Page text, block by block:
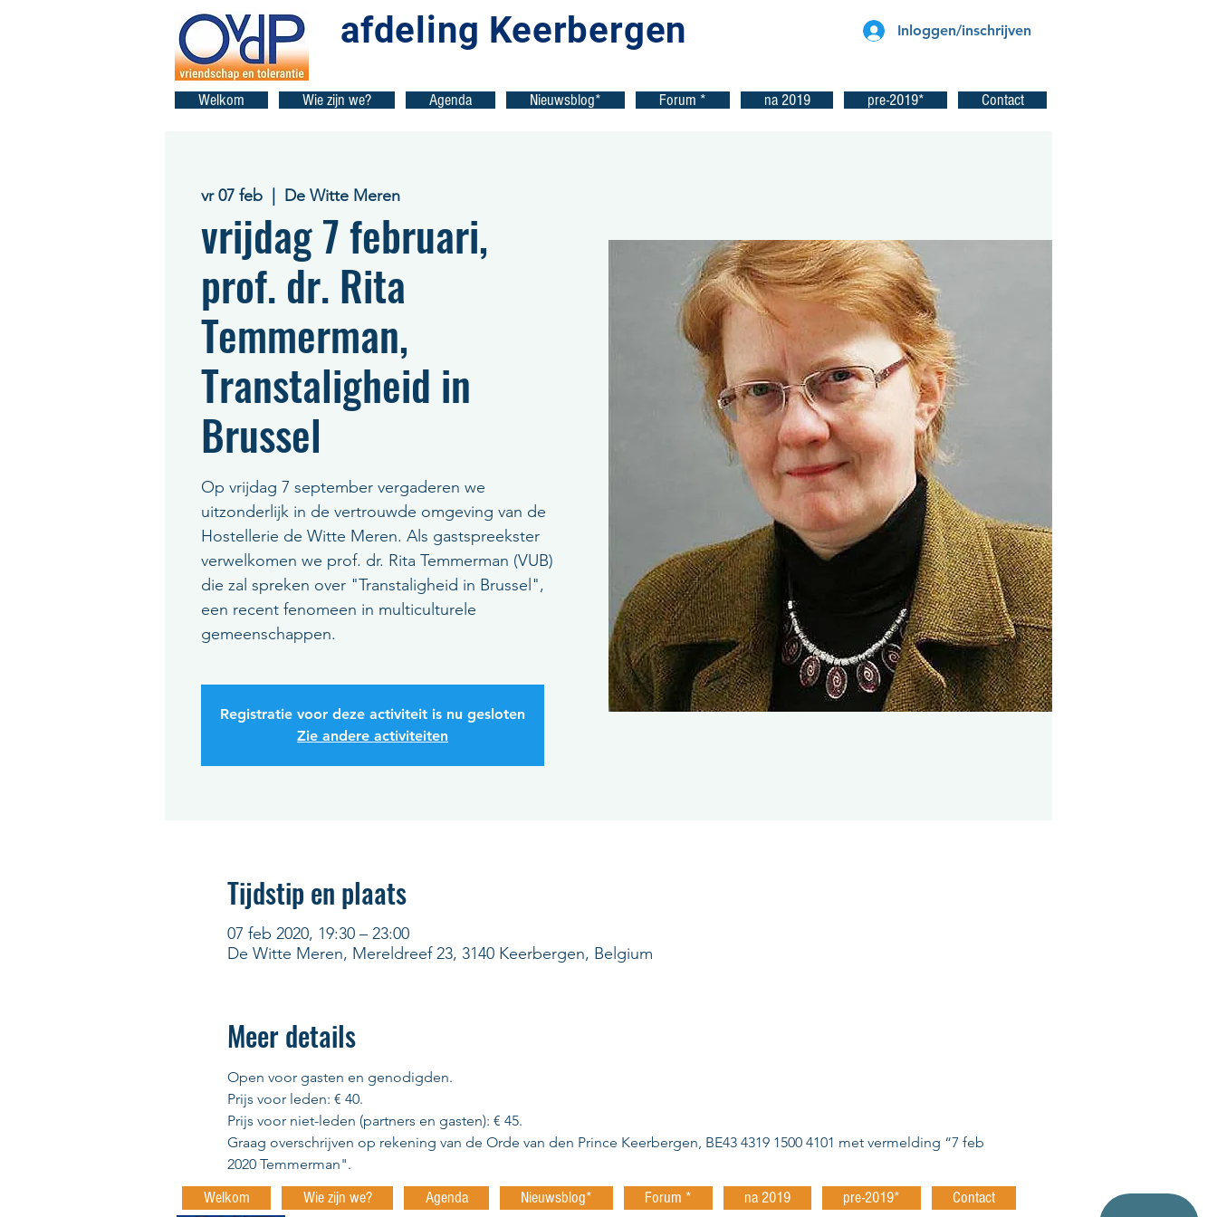
afdeling Keerbergen Inloggen/inschrijven
Welkom Wie zijn we? Agenda Nieuwsblog* Forum * na 2019 pre-2019* Contact
vr 07 feb De Witte Meren
vrijdag 7 februari,
prof. dr. Rita
Temmerman,
Transtaligheid in
Brussel
Op vrijdag 7 september vergaderen we
uitzonderlijk in de vertrouwde omgeving van de
Hostellerie de Witte Meren. Als gastspreekster
verwelkomen we prof. dr. Rita Temmerman (VUB)
die zal spreken over "Transtaligheid in Brussel",
een recent fenomeen in multiculturele
gemeenschappen.
Registratie voor deze activiteit is nu gesloten
Zie andere activiteiten
Tijdstip en plaats
07 feb 2020, 19:30 – 23:00
De Witte Meren, Mereldreef 23, 3140 Keerbergen, Belgium
Meer details
Open voor gasten en genodigden.
Prijs voor leden: € 40.
Prijs voor niet-leden (partners en gasten): € 45.
Graag overschrijven op rekening van de Orde van den Prince Keerbergen, BE43 4319 1500 4101 met vermelding “7 feb
2020 Temmerman".
Welkom Wie zijn we? Agenda Nieuwsblog* Forum * na 2019 pre-2019* Contact